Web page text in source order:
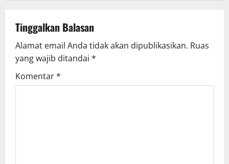
v
i
g
Tinggalkan Balasan
Alamat email Anda tidak akan dipublikasikan. Ruas
yang wajib ditandai *
Komentar*